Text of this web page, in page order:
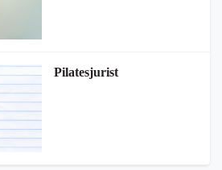
Pilatesjurist